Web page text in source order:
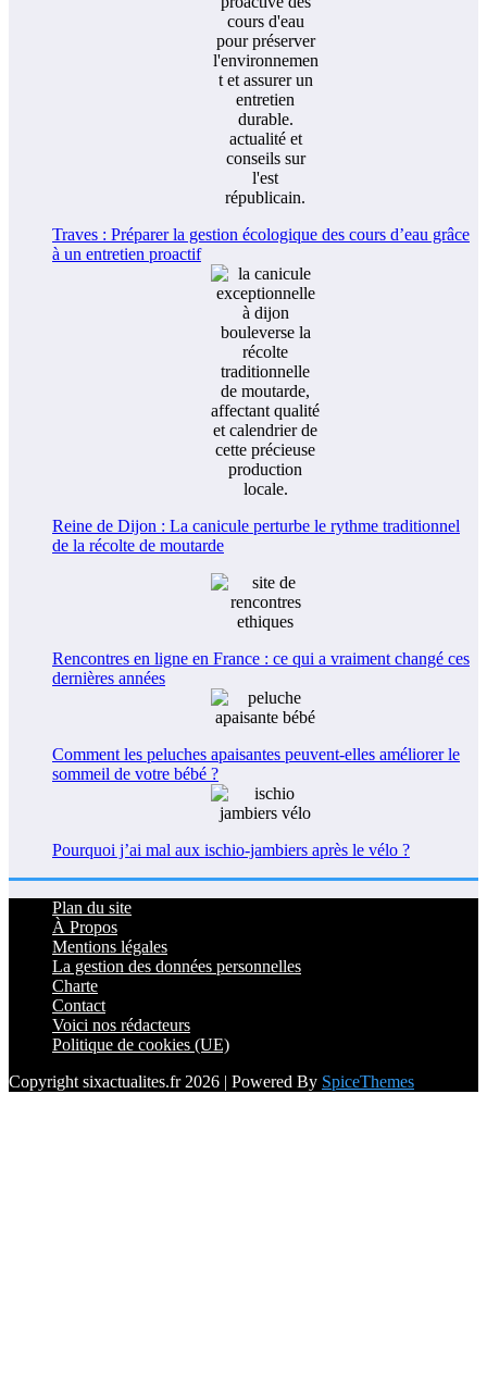
Traves : Préparer la gestion écologique des cours d’eau grâce
à un entretien proactif
Reine de Dijon : La canicule perturbe le rythme traditionnel
de la récolte de moutarde
Rencontres en ligne en France : ce qui a vraiment changé ces
dernières années
Comment les peluches apaisantes peuvent-elles améliorer le
sommeil de votre bébé ?
Pourquoi j’ai mal aux ischio-jambiers après le vélo ?
Plan du site
À Propos
Mentions légales
La gestion des données personnelles
Charte
Contact
Voici nos rédacteurs
Politique de cookies (UE)
Copyright sixactualites.fr 2026 | Powered By SpiceThemes